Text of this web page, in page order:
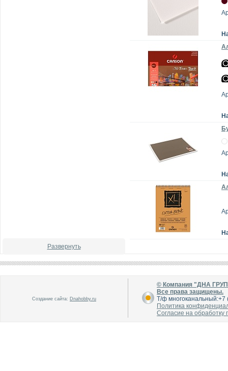
Развернуть
Создание сайта: Dnahobby.ru
© Компания "ДНА
Все права защищены.
Т/ф
Политика
Согласие на